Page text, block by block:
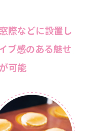
際などに設置し
ブ感のある魅せ
可能